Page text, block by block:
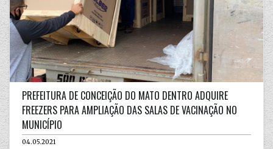
PREFEITURA DE CONCEIÇÃO DO MATO DENTRO ADQUIRE
FREEZERS PARA AMPLIAÇÃO DAS SALAS DE VACINAÇÃO NO
MUNICÍPIO
04.05.2021